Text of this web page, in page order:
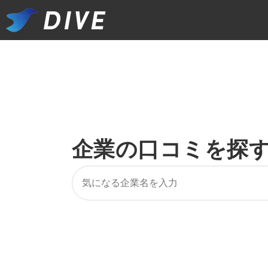
企業の口コミを探